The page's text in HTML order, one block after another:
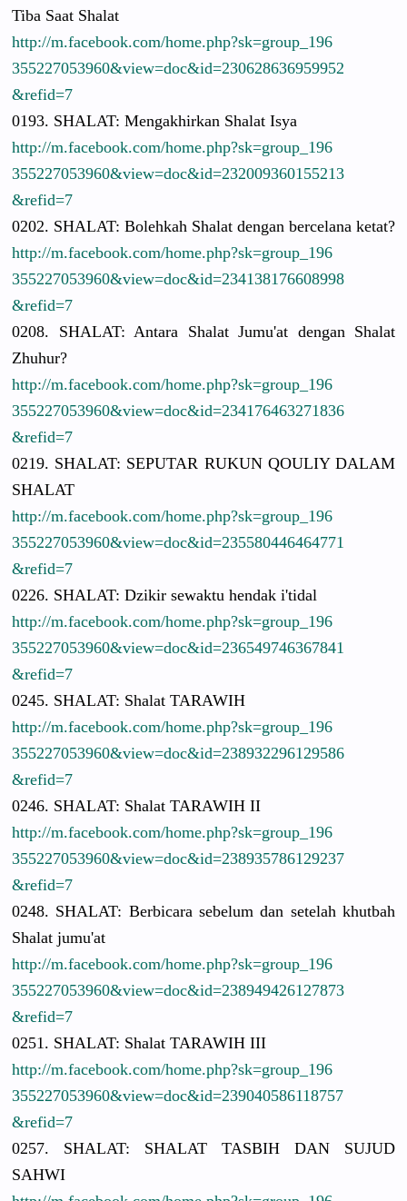
Tiba Saat Shalat
http://m.facebook.com/home.php?sk=group_196
355227053960&view=doc&id=230628636959952
&refid=7
0193. SHALAT: Mengakhirkan Shalat Isya
http://m.facebook.com/home.php?sk=group_196
355227053960&view=doc&id=232009360155213
&refid=7
0202. SHALAT: Bolehkah Shalat dengan bercelana ketat?
http://m.facebook.com/home.php?sk=group_196
355227053960&view=doc&id=234138176608998
&refid=7
0208. SHALAT: Antara Shalat Jumu'at dengan Shalat
Zhuhur?
http://m.facebook.com/home.php?sk=group_196
355227053960&view=doc&id=234176463271836
&refid=7
0219. SHALAT: SEPUTAR RUKUN QOULIY DALAM
SHALAT
http://m.facebook.com/home.php?sk=group_196
355227053960&view=doc&id=235580446464771
&refid=7
0226. SHALAT: Dzikir sewaktu hendak i'tidal
http://m.facebook.com/home.php?sk=group_196
355227053960&view=doc&id=236549746367841
&refid=7
0245. SHALAT: Shalat TARAWIH
http://m.facebook.com/home.php?sk=group_196
355227053960&view=doc&id=238932296129586
&refid=7
0246. SHALAT: Shalat TARAWIH II
http://m.facebook.com/home.php?sk=group_196
355227053960&view=doc&id=238935786129237
&refid=7
0248. SHALAT: Berbicara sebelum dan setelah khutbah
Shalat jumu'at
http://m.facebook.com/home.php?sk=group_196
355227053960&view=doc&id=238949426127873
&refid=7
0251. SHALAT: Shalat TARAWIH III
http://m.facebook.com/home.php?sk=group_196
355227053960&view=doc&id=239040586118757
&refid=7
0257. SHALAT: SHALAT TASBIH DAN SUJUD
SAHWI